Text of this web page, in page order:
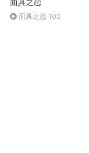
面具之恋
面具之恋 100